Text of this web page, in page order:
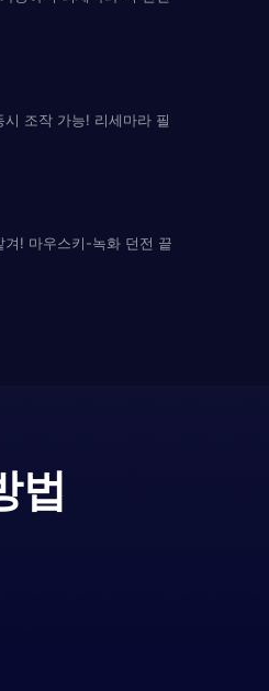
조작 가능! 리세마라 필
겨! 마우스키-녹화 던전 끝
법